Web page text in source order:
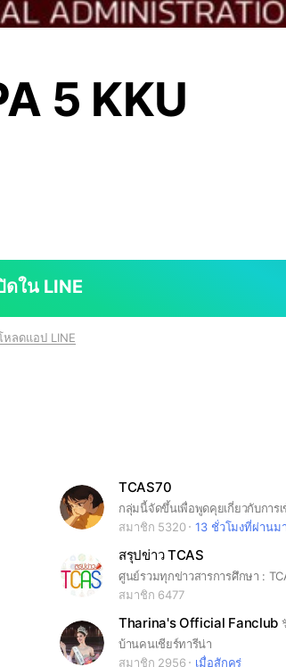
5 KKU
ดใน LINE
หลดแอป LINE
TCAS70
สมาชิก 5320
13 ชั่วโมงที่ผ่านมา
สรุปข่าว TCAS
สมาชิก 6477
Tharina's Official Fanclub
บ้านคนเชียร์ทารีน่า
สมาชิก 2956
เมื่อสักครู่